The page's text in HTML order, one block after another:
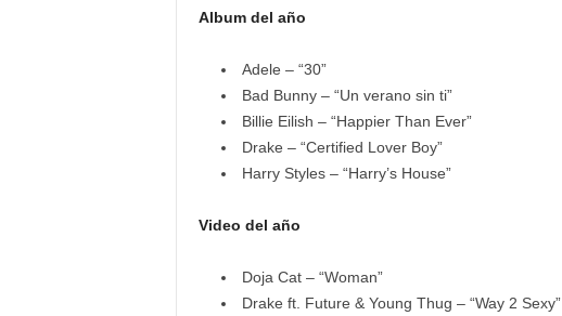
Album del año
Adele – “30”
Bad Bunny – “Un verano sin ti”
Billie Eilish – “Happier Than Ever”
Drake – “Certified Lover Boy”
Harry Styles – “Harry’s House”
Video del año
Doja Cat – “Woman”
Drake ft. Future & Young Thug – “Way 2 Sexy”